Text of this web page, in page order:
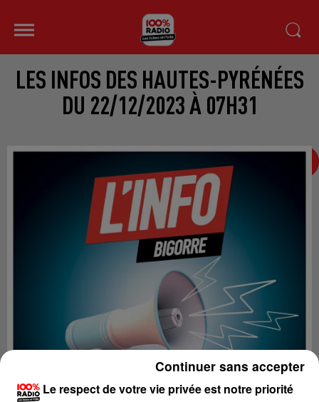
LES INFOS DES HAUTES-PYRÉNÉES
DU 22/12/2023 À 07H31
Le respect de votre vie privée est notre priorité
Continuer sans accepter